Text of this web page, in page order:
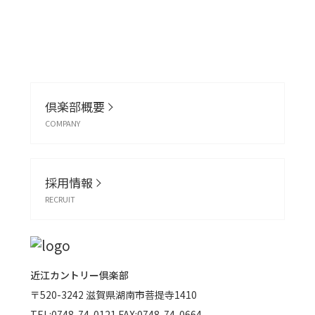
倶楽部概要
COMPANY
採用情報
RECRUIT
近江カントリー倶楽部
〒520-3242 滋賀県湖南市菩提寺1410